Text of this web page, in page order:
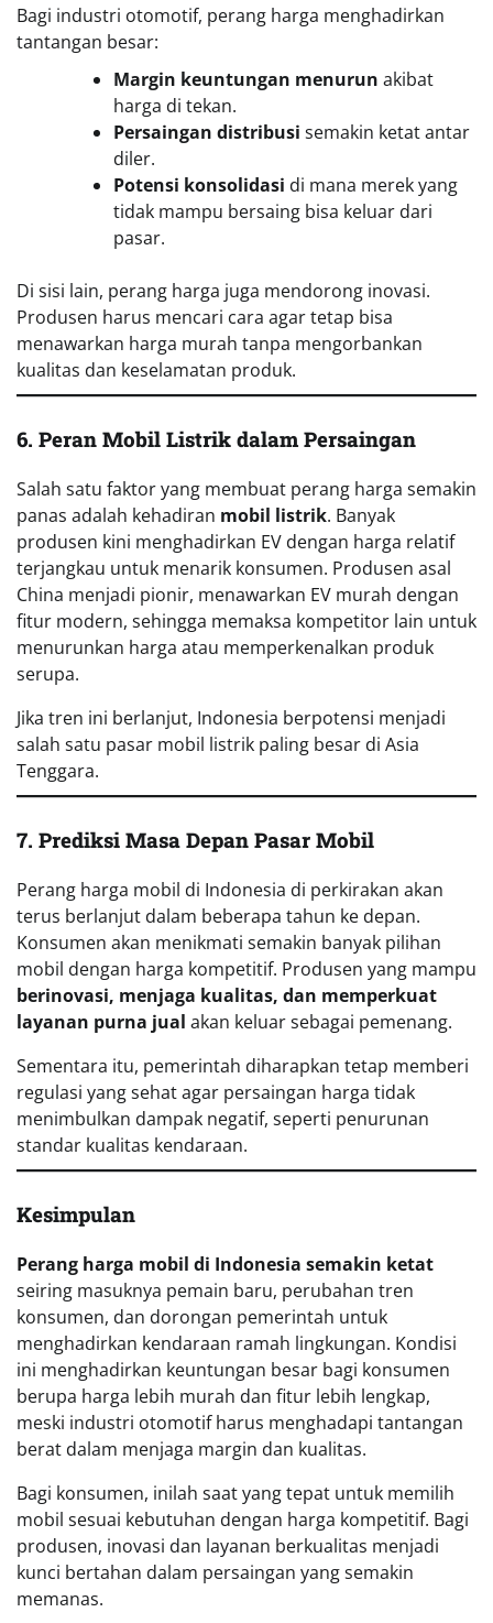
Bagi industri otomotif, perang harga menghadirkan
tantangan besar:
Margin keuntungan menurun akibat
harga di tekan.
Persaingan distribusi semakin ketat antar
diler.
Potensi konsolidasi di mana merek yang
tidak mampu bersaing bisa keluar dari
pasar.
Di sisi lain, perang harga juga mendorong inovasi.
Produsen harus mencari cara agar tetap bisa
menawarkan harga murah tanpa mengorbankan
kualitas dan keselamatan produk.
6. Peran Mobil Listrik dalam Persaingan
Salah satu faktor yang membuat perang harga semakin
panas adalah kehadiran mobil listrik. Banyak
produsen kini menghadirkan EV dengan harga relatif
terjangkau untuk menarik konsumen. Produsen asal
China menjadi pionir, menawarkan EV murah dengan
fitur modern, sehingga memaksa kompetitor lain untuk
menurunkan harga atau memperkenalkan produk
serupa.
Jika tren ini berlanjut, Indonesia berpotensi menjadi
salah satu pasar mobil listrik paling besar di Asia
Tenggara.
7. Prediksi Masa Depan Pasar Mobil
Perang harga mobil di Indonesia di perkirakan akan
terus berlanjut dalam beberapa tahun ke depan.
Konsumen akan menikmati semakin banyak pilihan
mobil dengan harga kompetitif. Produsen yang mampu
berinovasi, menjaga kualitas, dan memperkuat
layanan purna jual akan keluar sebagai pemenang.
Sementara itu, pemerintah diharapkan tetap memberi
regulasi yang sehat agar persaingan harga tidak
menimbulkan dampak negatif, seperti penurunan
standar kualitas kendaraan.
Kesimpulan
Perang harga mobil di Indonesia semakin ketat
seiring masuknya pemain baru, perubahan tren
konsumen, dan dorongan pemerintah untuk
menghadirkan kendaraan ramah lingkungan. Kondisi
ini menghadirkan keuntungan besar bagi konsumen
berupa harga lebih murah dan fitur lebih lengkap,
meski industri otomotif harus menghadapi tantangan
berat dalam menjaga margin dan kualitas.
Bagi konsumen, inilah saat yang tepat untuk memilih
mobil sesuai kebutuhan dengan harga kompetitif. Bagi
produsen, inovasi dan layanan berkualitas menjadi
kunci bertahan dalam persaingan yang semakin
memanas.